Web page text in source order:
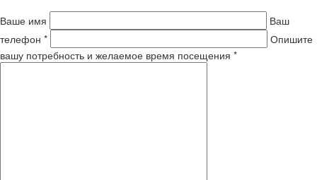
Ваше имя
Ваш
телефон *
Опишите
вашу потребность и желаемое время посещения *